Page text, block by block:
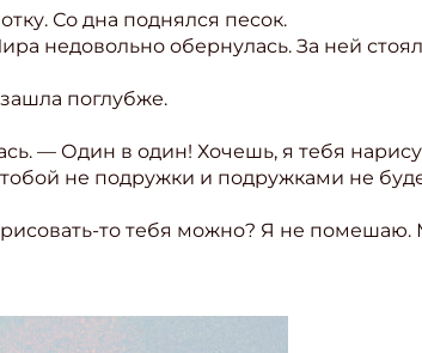
Со дна поднялся песок.
недовольно обернулась. За ней
поглубже.
— Один в один! Хочешь, я тебя
не подружки и подружками не
то тебя можно? Я не